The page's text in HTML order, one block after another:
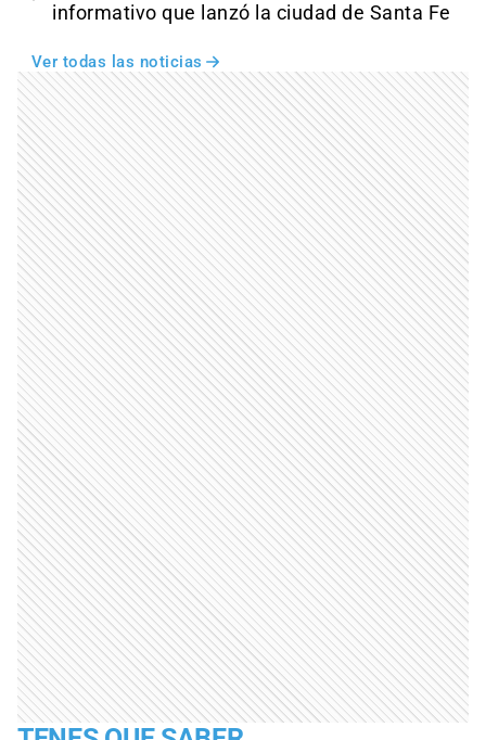
informativo que lanzó la ciudad de Santa Fe
Ver todas las noticias